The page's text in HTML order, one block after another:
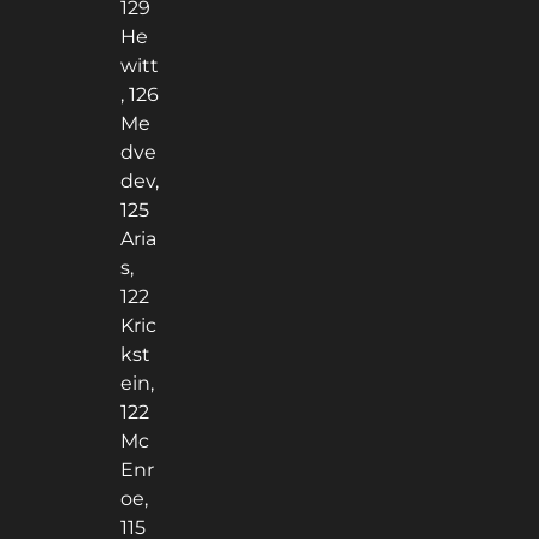
129
He
witt
, 126
Me
dve
dev,
125
Aria
s,
122
Kric
kst
ein,
122
Mc
Enr
oe,
115